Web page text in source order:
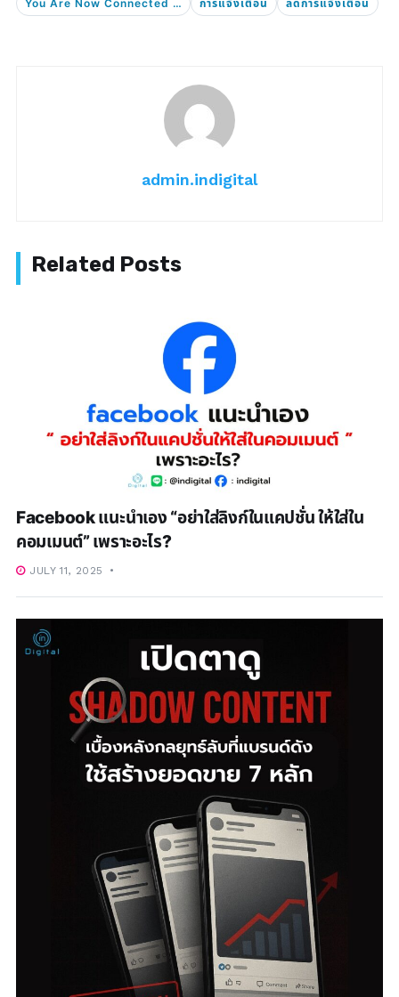
You Are Now Connected On Messenger การแจ้งเตือน ลดการแจ้งเตือน
admin.indigital
Facebook แนะนำเอง “อย่าใส่ลิงก์ในแคปชั่น ให้ใส่ใน
คอมเมนต์” เพราะอะไร?
JULY 11, 2025